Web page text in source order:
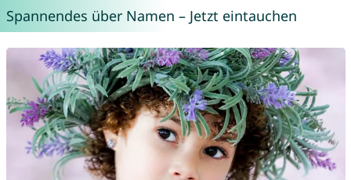
Spannendes über Namen – Jetzt eintauchen